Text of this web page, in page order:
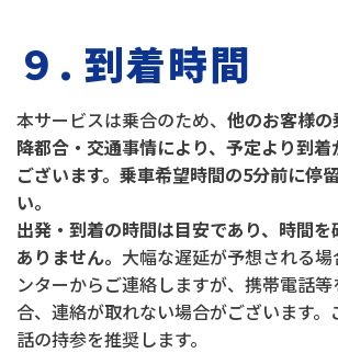
９. 到着時間
本サービスは乗合のため、 他のお客様
降都合・交通事情により、予定より到
ございます。乗車希望時間の5分前に停
い。
出発・到着の時間は目安であり、時間
ありません。 大幅な遅延が予想される
ンターからご連絡しますが、携帯電話
合、連絡が取れない場合がございます
話の持参を推奨します。